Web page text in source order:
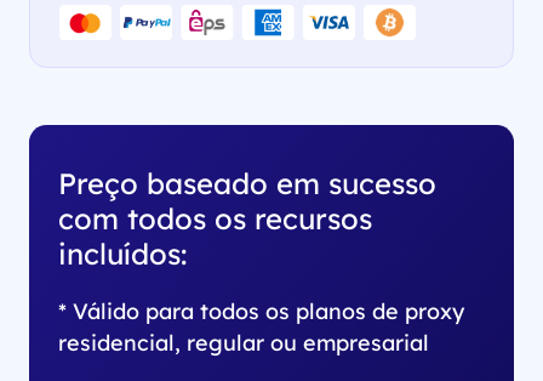
Preço baseado em sucesso
com todos os recursos
incluídos:
* Válido para todos os planos de proxy
residencial, regular ou empresarial